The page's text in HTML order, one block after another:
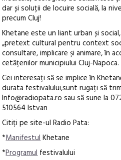
dar și soluții de locuire socială, la
precum Cluj!
Khetane este un liant urban și
„pretext cultural pentru context
consultare, implicare și animare, în
cetățenilor municipiului Cluj-Napoca.
Cei interesați să se implice în
durata festivalului,sunt rugați să
Info@radiopata.ro sau să sune la
510564 Istvan
Citiți pe site-ul Radio Pata:
*ManifestulKhetane
*Programulfestivalului